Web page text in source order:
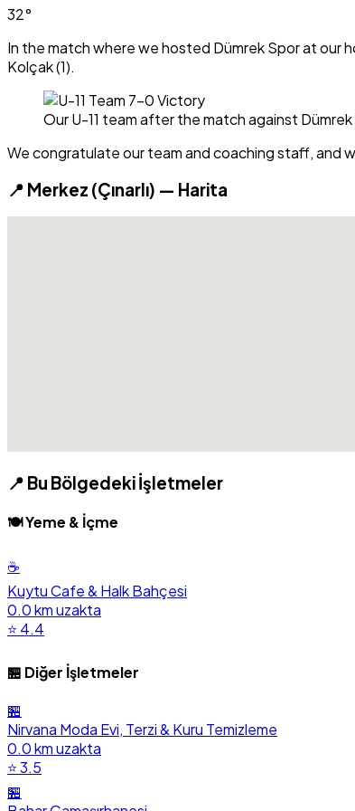
32°
In the match where we hosted Dümrek Spor at our
Kolçak (1).
Our U-11 team after the match against Dümrek
We congratulate our team and coaching staff, and
📍 Merkez (Çınarlı) — Harita
📍 Bu Bölgedeki İşletmeler
🍽️ Yeme & İçme
☕
Kuytu Cafe & Halk Bahçesi
0.0 km uzakta
⭐ 4.4
🏪 Diğer İşletmeler
🏪
Nirvana Moda Evi, Terzi & Kuru Temizleme
0.0 km uzakta
⭐ 3.5
🏪